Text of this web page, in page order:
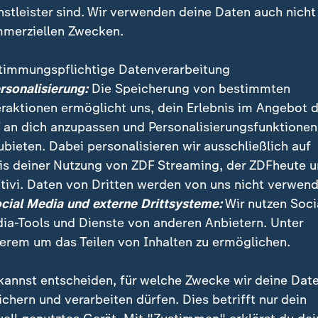
der 1. FC Heidenheim und der FC St. Pauli gehen
Bundesliga und kämpfen um den
zudem im direkten Duell aufeinander.
sind. Wir verwenden deine Daten auch nicht
Zwecken.
Datenverarbeitung
Die Speicherung von bestimmten
ermöglicht uns, dein Erlebnis im Angebot
an dich anzupassen und Personalisierungsfunktionen
Dabei personalisieren wir ausschließlich auf
deiner Nutzung von ZDF Streaming, der ZDFheute
Daten von Dritten werden von uns nicht
Media und externe Drittsysteme:Wir nutzen
Tools und Dienste von anderen Anbietern. Unter
um das Teilen von Inhalten zu ermöglichen.
entscheiden, für welche Zwecke wir deine
und verarbeiten dürfen. Dies betrifft nur dein